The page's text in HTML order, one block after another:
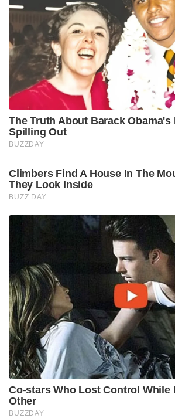
The Truth About Barack Obama's
Spilling Out
BUZZDAY
Climbers Find A House In The
They Look Inside
BUZZ DAY
Co-stars Who Lost Control While
Other
BUZZDAY